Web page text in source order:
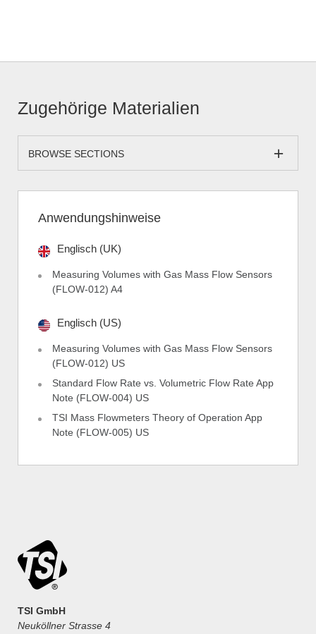
Zugehörige Materialien
BROWSE SECTIONS
Anwendungshinweise
Englisch (UK)
Measuring Volumes with Gas Mass Flow Sensors
(FLOW-012) A4
Englisch (US)
Measuring Volumes with Gas Mass Flow Sensors
(FLOW-012) US
Standard Flow Rate vs. Volumetric Flow Rate App
Note (FLOW-004) US
TSI Mass Flowmeters Theory of Operation App
Note (FLOW-005) US
TSI GmbH
Neuköllner Strasse 4